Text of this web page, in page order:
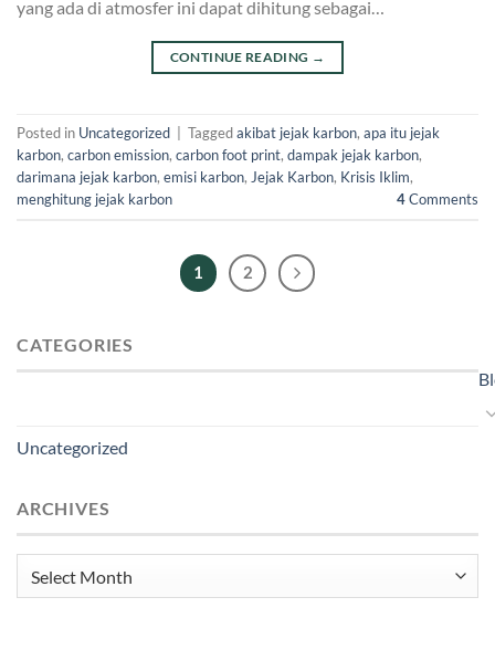
yang ada di atmosfer ini dapat dihitung sebagai…
CONTINUE READING →
Posted in Uncategorized Taggedakibat jejak karbon, apa itu jejak
karbon, carbon emission, carbon foot print, dampak jejak karbon,
darimana jejak karbon, emisi karbon, Jejak Karbon, Krisis Iklim,
menghitung jejak karbon
4Comments
1 2
CATEGORIES
Uncategorized
ARCHIVES
Archives